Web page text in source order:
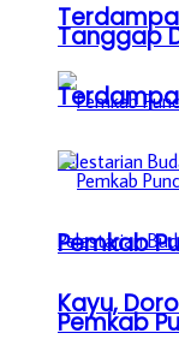
Pemkab
Kayu,
Tanggap
Pemkab